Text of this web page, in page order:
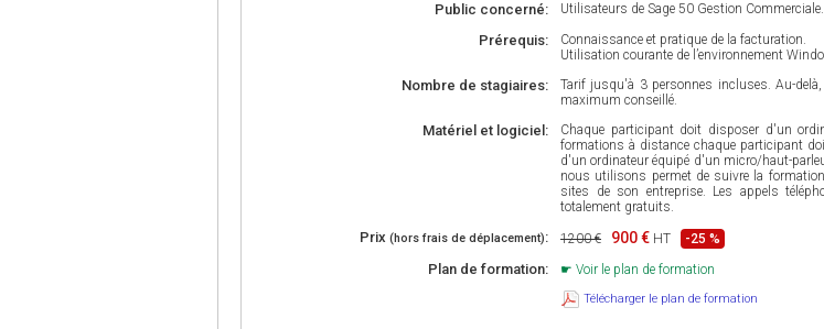
Public concerné: Utilisateurs de Sage 50 Gestion Commerciale.
Prérequis:
Connaissance et pratique de la facturation.
Utilisation courante de l’environnement
Nombre de stagiaires:
Tarif jusqu'à 3 personnes incluses. Au-
maximum conseillé.
Matériel et logiciel:
Chaque participant doit disposer d'un
formations à distance chaque participant
d'un ordinateur équipé d'un micro/haut-
nous utilisons permet de suivre la
sites de son entreprise. Les appels
totalement gratuits.
Prix (hors frais de déplacement): 1200 € 900 € HT -25 %
Plan de formation: Voir le plan de formation
Télécharger le plan de formation